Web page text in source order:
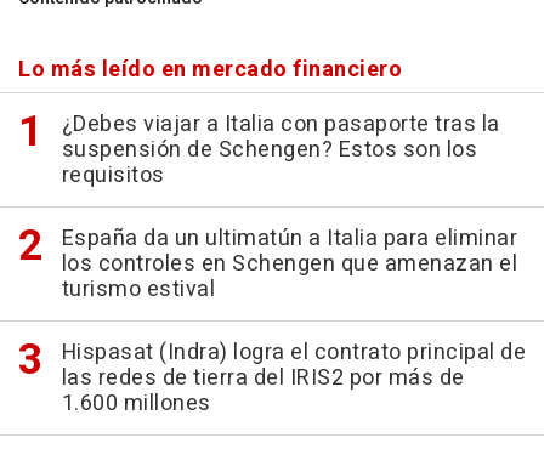
Lo más leído en mercado financiero
¿Debes viajar a Italia con pasaporte tras la
suspensión de Schengen? Estos son los
requisitos
España da un ultimatún a Italia para eliminar
los controles en Schengen que amenazan el
turismo estival
Hispasat (Indra) logra el contrato principal de
las redes de tierra del IRIS2 por más de
1.600 millones